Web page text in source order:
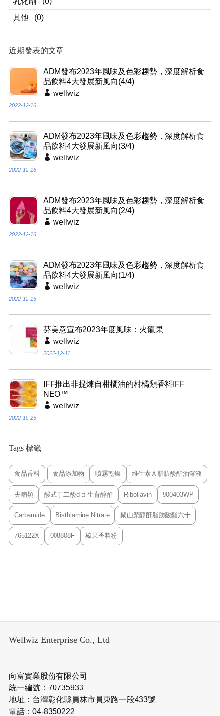
其他
(0)
近期發表的文章
ADM發布2023年風味及色彩趨勢，深度解析食
品飲料4大發展新風向(4/4)
wellwiz
2022-12-16
ADM發布2023年風味及色彩趨勢，深度解析食
品飲料4大發展新風向(3/4)
wellwiz
2022-12-16
ADM發布2023年風味及色彩趨勢，深度解析食
品飲料4大發展新風向(2/4)
wellwiz
2022-12-16
ADM發布2023年風味及色彩趨勢，深度解析食
品飲料4大發展新風向(1/4)
wellwiz
2022-12-15
芬美意宣布2023年度風味：火龍果
wellwiz
2022-12-11
IFF推出非提煉自柑橘油的柑橘類香料IFF
NEO™
wellwiz
2022-10-25
Tags 標籤
食品香料 食品添加物 噴霧乾燥 維生素Ａ脂肪酸酯油溶液
夫喃類 酸式丁二酸d-α-生育醇酯 Riboflavin 900403WP
Carbamide Bisthiamine Nitrate 聚山梨醇酐脂肪酸酯六十
765122X 008808F 榛果香料粉
Wellwiz Enterprise Co., Ltd
向富實業股份有限公司
統一編號：70735933
地址：台灣彰化縣員林市員東路一段433號
電話：04-8350222